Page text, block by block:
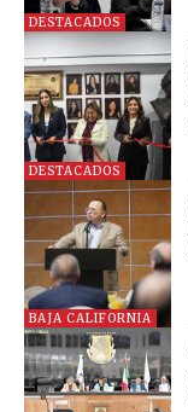
DESTACADOS
DESTACADOS
BAJA CALIFORNIA